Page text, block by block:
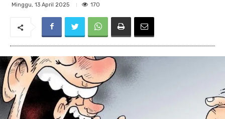
Minggu, 13 April 2025 170